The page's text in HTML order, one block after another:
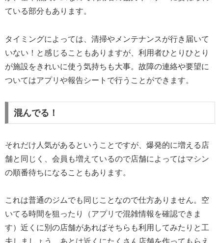
ている部分もあります。
タイミングによっては、清掃やメンテナンスが行き届いて
いない！と感じることもありますが、利用者ひとりひとり
が施設をきれいに使う気持ちも大事。故障の連絡や要望に
ついてはアプリや報告シートで行うことができます。
混んでる！
それだけ人気があるということですが、爆発的に増える店
舗と同じく、会員も増えているので店舗によってはマシン
の順番待ちになることもあります。
これは普通のジムでも同じことなので仕方ありません。空
いてる時間を狙ったり（アプリで混雑情報を確認できま
す）近くに別の店舗があればそちらも利用してみたりと工